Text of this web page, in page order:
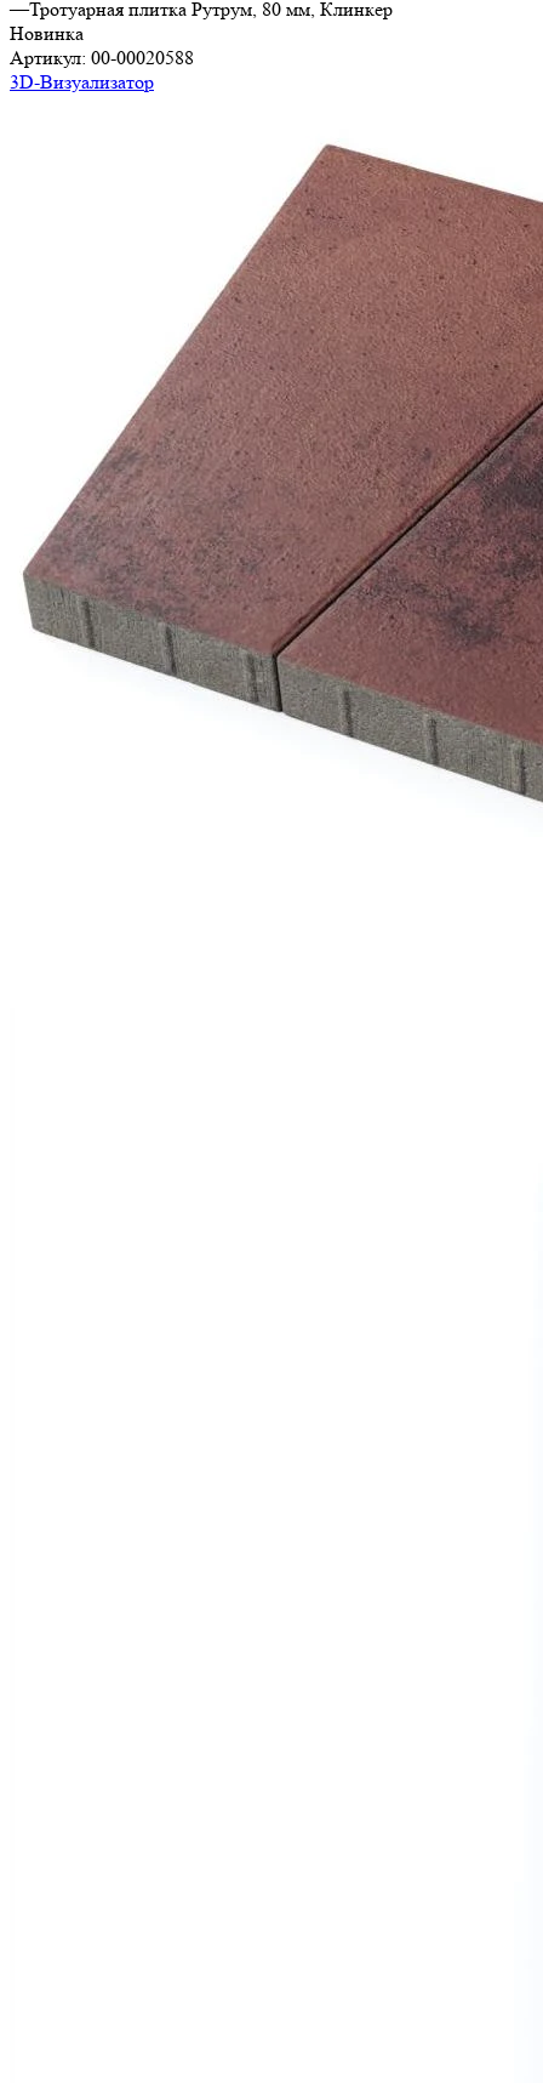
—Тротуарная плитка Рутрум, 80 мм, Клинкер
Новинка
Артикул: 00-00020588
3D-Визуализатор